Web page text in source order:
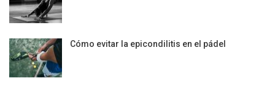
Cómo evitar la epicondilitis en el pádel